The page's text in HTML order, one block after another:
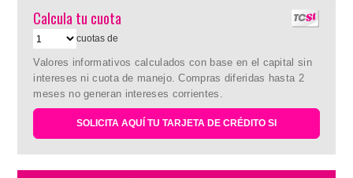
Calcula tu cuota
cuotas de
Valores informativos calculados con base en el capital sin
intereses ni cuota de manejo. Compras diferidas hasta 2
meses no generan intereses corrientes.
SOLICITA AQUÍ TU TARJETA DE CRÉDITO SI